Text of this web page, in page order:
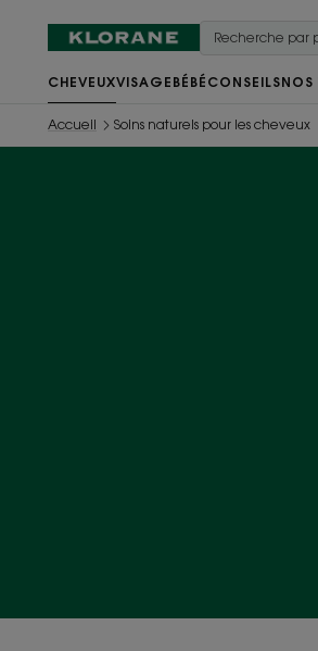
CHEVEUXVISAGE BÉBÉ CONSEILSNOS
Accueil Soins naturels pour les cheveux